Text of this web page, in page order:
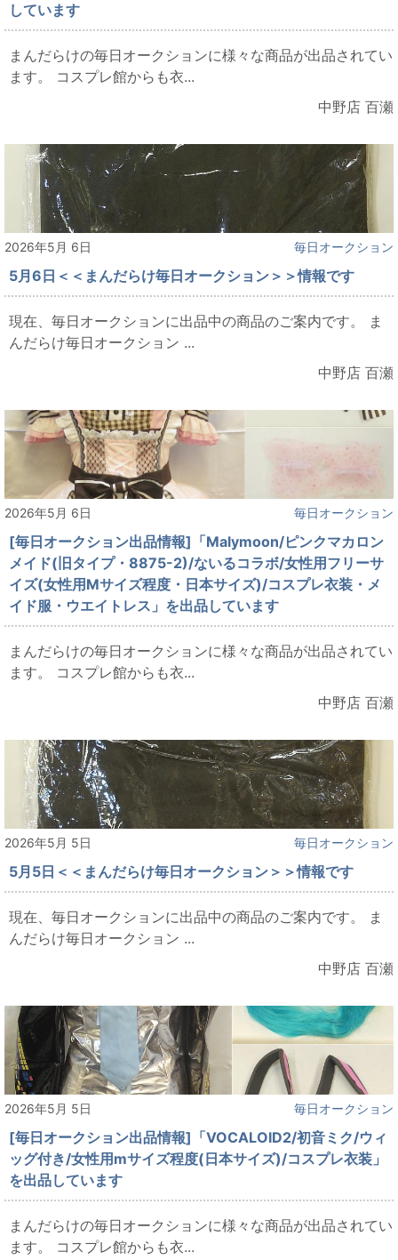
しています
まんだらけの毎日オークションに様々な商品が出品されてい
ます。 コスプレ館からも衣...
中野店 百瀬
2026年5月 6日 毎日オークション
5月6日＜＜まんだらけ毎日オークション＞＞情報です
現在、毎日オークションに出品中の商品のご案内です。 ま
んだらけ毎日オークション ...
中野店 百瀬
2026年5月 6日 毎日オークション
[毎日オークション出品情報]「Malymoon/ピンクマカロン
メイド(旧タイプ・8875-2)/ないるコラボ/女性用フリーサ
イズ(女性用Mサイズ程度・日本サイズ)/コスプレ衣装・メ
イド服・ウエイトレス」を出品しています
まんだらけの毎日オークションに様々な商品が出品されてい
ます。 コスプレ館からも衣...
中野店 百瀬
2026年5月 5日 毎日オークション
5月5日＜＜まんだらけ毎日オークション＞＞情報です
現在、毎日オークションに出品中の商品のご案内です。 ま
んだらけ毎日オークション ...
中野店 百瀬
2026年5月 5日 毎日オークション
[毎日オークション出品情報]「VOCALOID2/初音ミク/ウィ
ッグ付き/女性用mサイズ程度(日本サイズ)/コスプレ衣装」
を出品しています
まんだらけの毎日オークションに様々な商品が出品されてい
ます。 コスプレ館からも衣...